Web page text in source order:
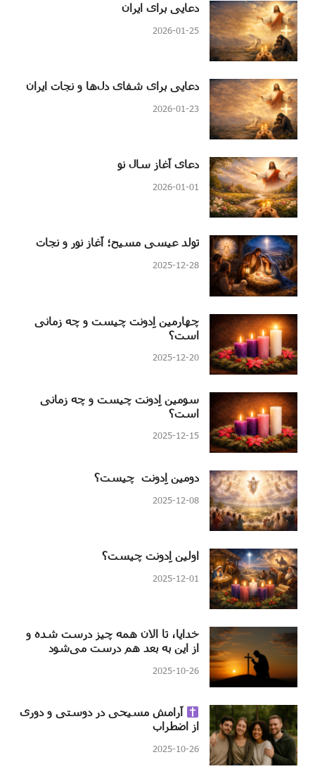
دعایی برای ایران
2026-01-25
دعایی برای شفای دل‌ها و نجات ایران
2026-01-23
دعای آغاز سال نو
2026-01-01
تولد عیسی مسیح؛ آغاز نور و نجات
2025-12-28
چهارمین اِدونت چیست و چه زمانی
است؟
2025-12-20
سومین اِدونت چیست و چه زمانی
است؟
2025-12-15
دومین اِدونت چیست؟
2025-12-08
اولین اِدونت چیست؟
2025-12-01
خدایا، تا الان همه چیز درست شده و
از این به بعد هم درست می‌شود
2025-10-26
آرامش مسیحی در دوستی و دوری
از اضطراب
2025-10-26